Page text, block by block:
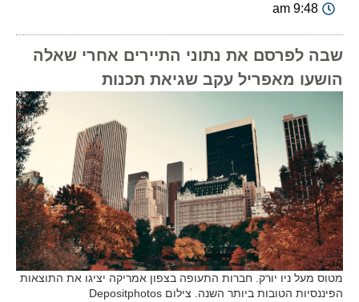
9:48 am
שבה לפרסם את נתוני התיירים אחרי שאלה
הושעו מאפריל עקב שגיאת תכנות
מטוס מעל ניו יורק. חברות התעופה בצפון אמריקה יציגו את התוצאות
הפיננסיות הטובות ביותר השנה. צילום Depositphotos